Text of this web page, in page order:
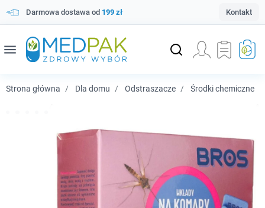
Darmowa dostawa od 199 zł Kontakt
menu
Strona główna Dla domu Odstraszacze Środki chemiczne